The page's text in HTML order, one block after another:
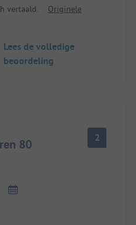
en alles is totaal
denken aan een 4-
in de camper is
Meer dan 30€
vertaald.
Originele
Lees de volledige
beoordeling
80 2